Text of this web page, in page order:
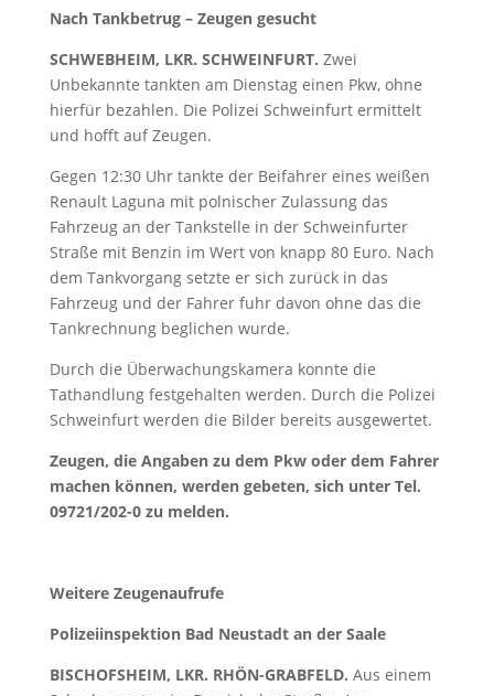
Nach Tankbetrug – Zeugen gesucht
SCHWEBHEIM, LKR. SCHWEINFURT. Zwei
Unbekannte tankten am Dienstag einen Pkw, ohne
hierfür bezahlen. Die Polizei Schweinfurt ermittelt
und hofft auf Zeugen.
Gegen 12:30 Uhr tankte der Beifahrer eines weißen
Renault Laguna mit polnischer Zulassung das
Fahrzeug an der Tankstelle in der Schweinfurter
Straße mit Benzin im Wert von knapp 80 Euro. Nach
dem Tankvorgang setzte er sich zurück in das
Fahrzeug und der Fahrer fuhr davon ohne das die
Tankrechnung beglichen wurde.
Durch die Überwachungskamera konnte die
Tathandlung festgehalten werden. Durch die Polizei
Schweinfurt werden die Bilder bereits ausgewertet.
Zeugen, die Angaben zu dem Pkw oder dem Fahrer
machen können, werden gebeten, sich unter Tel.
09721/202-0 zu melden.
Weitere Zeugenaufrufe
Polizeiinspektion Bad Neustadt an der Saale
BISCHOFSHEIM, LKR. RHÖN-GRABFELD. Aus einem